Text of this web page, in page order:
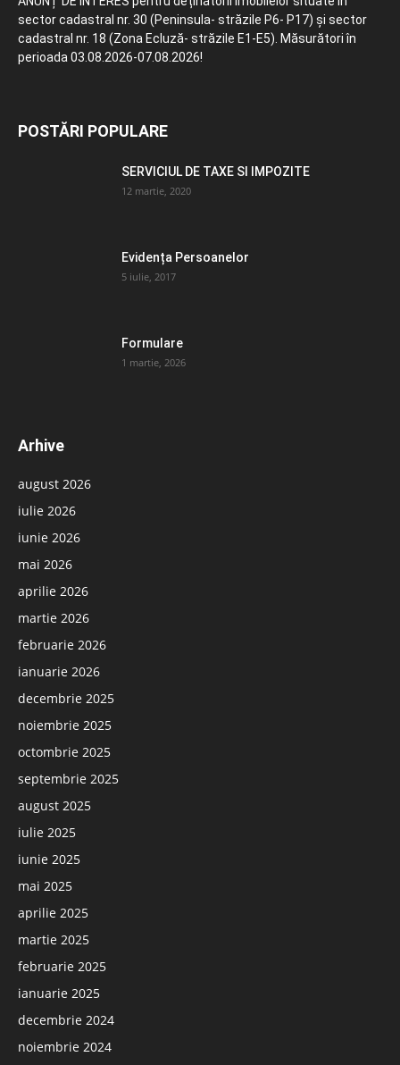
sector cadastral nr. 30 (Peninsula- străzile P6- P17) și sector
cadastral nr. 18 (Zona Ecluză- străzile E1-E5). Măsurători în
perioada 03.08.2026-07.08.2026!
POSTĂRI POPULARE
SERVICIUL DE TAXE SI IMPOZITE
12 martie, 2020
Evidența Persoanelor
5 iulie, 2017
Formulare
1 martie, 2026
Arhive
august 2026
iulie 2026
iunie 2026
mai 2026
aprilie 2026
martie 2026
februarie 2026
ianuarie 2026
decembrie 2025
noiembrie 2025
octombrie 2025
septembrie 2025
august 2025
iulie 2025
iunie 2025
mai 2025
aprilie 2025
martie 2025
februarie 2025
ianuarie 2025
decembrie 2024
noiembrie 2024